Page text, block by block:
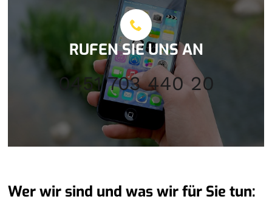
RUFEN SIE UNS AN
0451 703 440 20
Wer wir sind und was wir für Sie tun: